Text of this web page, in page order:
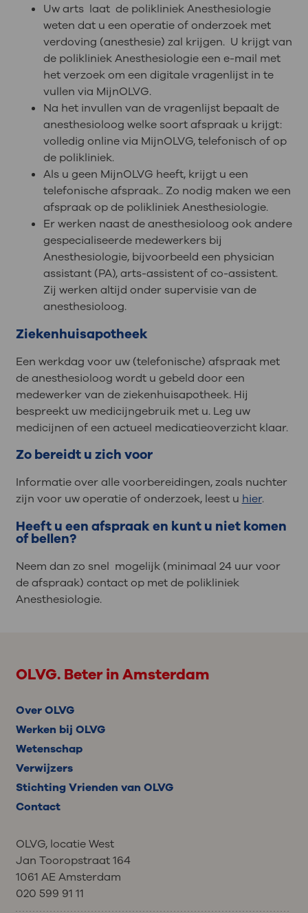
Uw arts laat de polikliniek Anesthesiologie
weten dat u een operatie of onderzoek met
verdoving (anesthesie) zal krijgen. U krijgt van
de polikliniek Anesthesiologie een e-mail met
het verzoek om een digitale vragenlijst in te
vullen via MijnOLVG.
Na het invullen van de vragenlijst bepaalt de
anesthesioloog welke soort afspraak u krijgt:
volledig online via MijnOLVG, telefonisch of op
de polikliniek.
Als u geen MijnOLVG heeft, krijgt u een
telefonische afspraak.. Zo nodig maken we een
afspraak op de polikliniek Anesthesiologie.
Er werken naast de anesthesioloog ook andere
gespecialiseerde medewerkers bij
Anesthesiologie, bijvoorbeeld een physician
assistant (PA), arts-assistent of co-assistent.
Zij werken altijd onder supervisie van de
anesthesioloog.
Ziekenhuisapotheek
Een werkdag voor uw (telefonische) afspraak met
de anesthesioloog wordt u gebeld door een
medewerker van de ziekenhuisapotheek. Hij
bespreekt uw medicijngebruik met u. Leg uw
medicijnen of een actueel medicatieoverzicht klaar.
Zo bereidt u zich voor
Informatie over alle voorbereidingen, zoals nuchter
zijn voor uw operatie of onderzoek, leest u hier.
Heeft u een afspraak en kunt u niet komen
of bellen?
Neem dan zo snel mogelijk (minimaal 24 uur voor
de afspraak) contact op met de polikliniek
Anesthesiologie.
OLVG. Beter in Amsterdam
Over OLVG
Werken bij OLVG
Wetenschap
Verwijzers
Stichting Vrienden van OLVG
Contact
OLVG, locatie West
Jan Tooropstraat 164
1061 AE Amsterdam
020 599 91 11